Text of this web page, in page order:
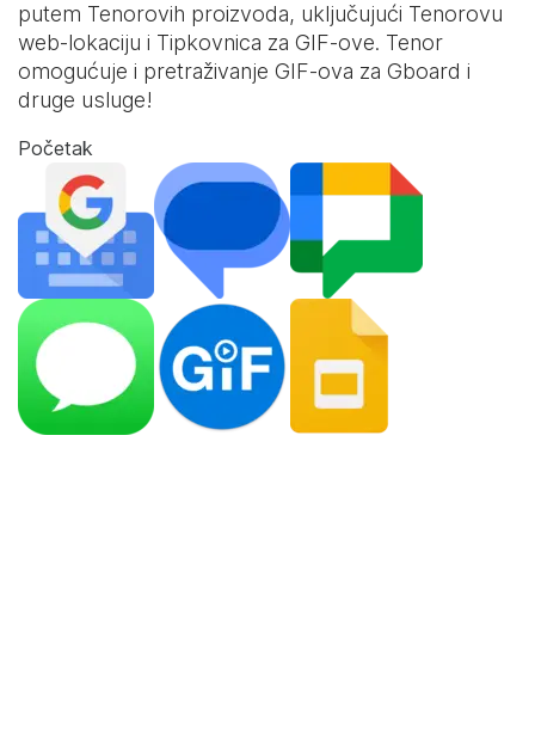
putem Tenorovih proizvoda, uključujući Tenorovu
web-lokaciju i Tipkovnica za GIF-ove. Tenor
omogućuje i pretraživanje GIF-ova za Gboard i
druge usluge!
Početak